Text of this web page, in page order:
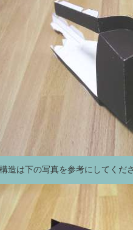
造は下の写真を参考にしてくだ